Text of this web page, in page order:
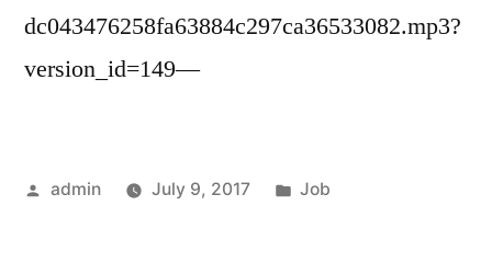
dc043476258fa63884c297ca36533082.mp3?
version_id=149—
Posted
admin July 9, 2017
Posted
Job